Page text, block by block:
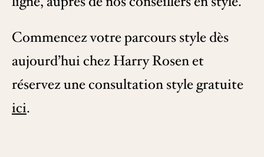
Commencez votre parcours style dès
aujourd’hui chez Harry Rosen et
réservez une consultation style gratuite
ici.